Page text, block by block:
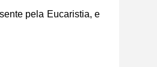
pela Eucaristia, e